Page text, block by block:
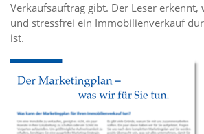
Verkaufsauftrag gibt. Der Leser
und stressfrei ein Immobilienverkauf
ist.